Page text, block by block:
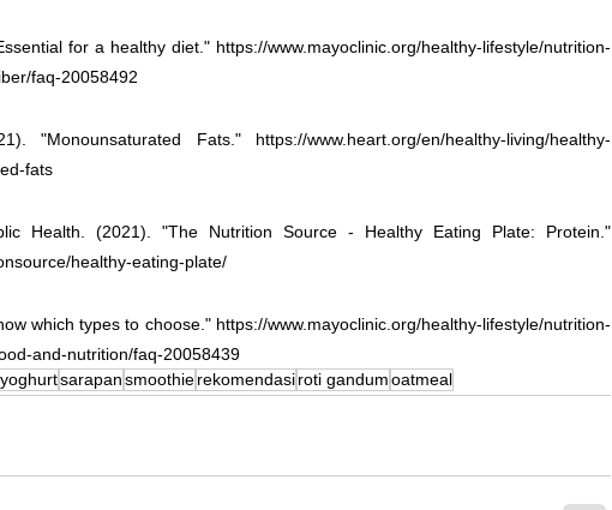
for a healthy diet." https://www.mayoclinic.org/healthy-lifestyle/nutrition-
faq-20058492
"Monounsaturated Fats." https://www.heart.org/en/healthy-living/healthy-
fats
Health. (2021). "The Nutrition Source - Healthy Eating Plate: Protein."
healthy-eating-plate/
which types to choose." https://www.mayoclinic.org/healthy-lifestyle/nutrition-
and-nutrition/faq-20058439
yoghurtsarapansmoothierekomendasiroti gandumoatmeal